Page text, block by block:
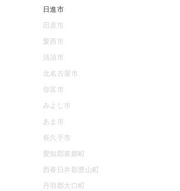
日進市
田原市
愛西市
清須市
北名古屋市
弥富市
みよし市
あま市
長久手市
愛知郡東郷町
西春日井郡豊山町
丹羽郡大口町